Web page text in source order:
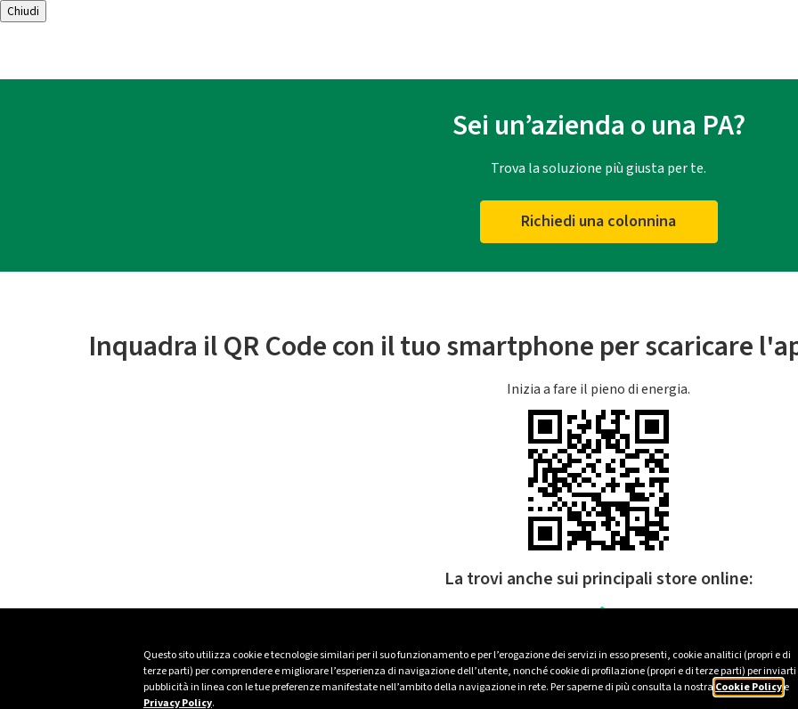
Questo sito utilizza cookie e tecnologie similari per il suo funzionamento e per l’erogazione dei servizi in esso presenti, cookie analitici (propri e di
terze parti) per comprendere e migliorare l’esperienza di navigazione dell’utente, nonché cookie di profilazione (propri e di terze parti) per inviarti
pubblicità in linea con le tue preferenze manifestate nell’ambito della navigazione in rete. Per saperne di più consulta la nostra Cookie Policye
Privacy Policy.
Chiudi
Sei un’azienda o una PA?
Trova la soluzione più giusta per te.
Richiedi una colonnina
Inquadra il QR Code con il tuo smartphone per scaricare
Inizia a fare il pieno di energia.
La trovi anche sui principali store online: